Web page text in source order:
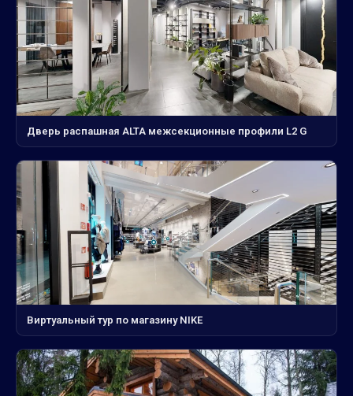
Дверь распашная ALTA межсекционные профили L2 G
Виртуальный тур по магазину NIKE